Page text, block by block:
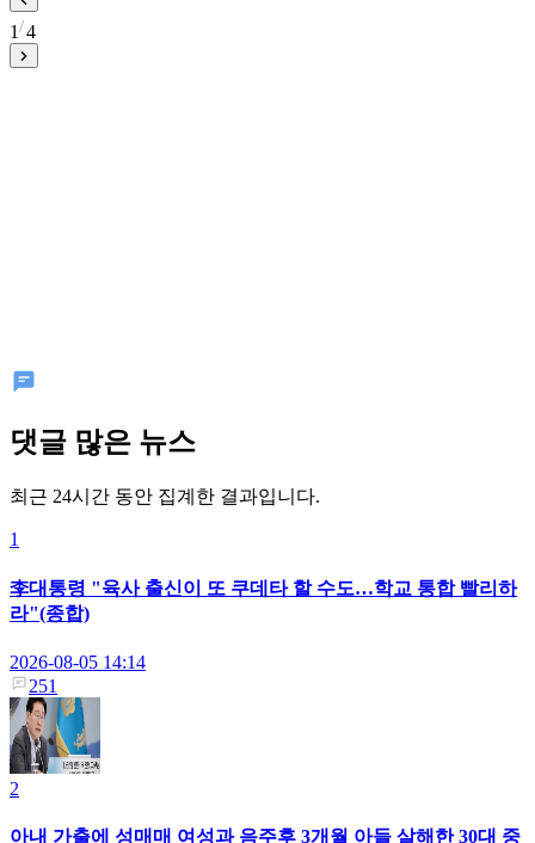
1 4
댓글 많은 뉴스
최근 24시간 동안 집계한 결과입니다.
1
李대통령 "육사 출신이 또 쿠데타 할 수도…학교 통합 빨리하
라"(종합)
2026-08-05 14:14
251
2
아내 가출에 성매매 여성과 음주후 3개월 아들 살해한 30대 중